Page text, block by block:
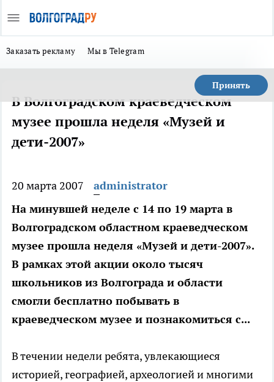
Заказать рекламу Мы в Telegram
Принять
В Волгоградском краеведческом
музее прошла неделя «Музей и
дети-2007»
20 марта 2007
administrator
На минувшей неделе с 14 по 19 марта в
Волгоградском областном краеведческом
музее прошла неделя «Музей и дети-2007».
В рамках этой акции около тысяч
школьников из Волгограда и области
смогли бесплатно побывать в
краеведческом музее и познакомиться с...
В течении недели ребята, увлекающиеся
историей, географией, археологией и многими